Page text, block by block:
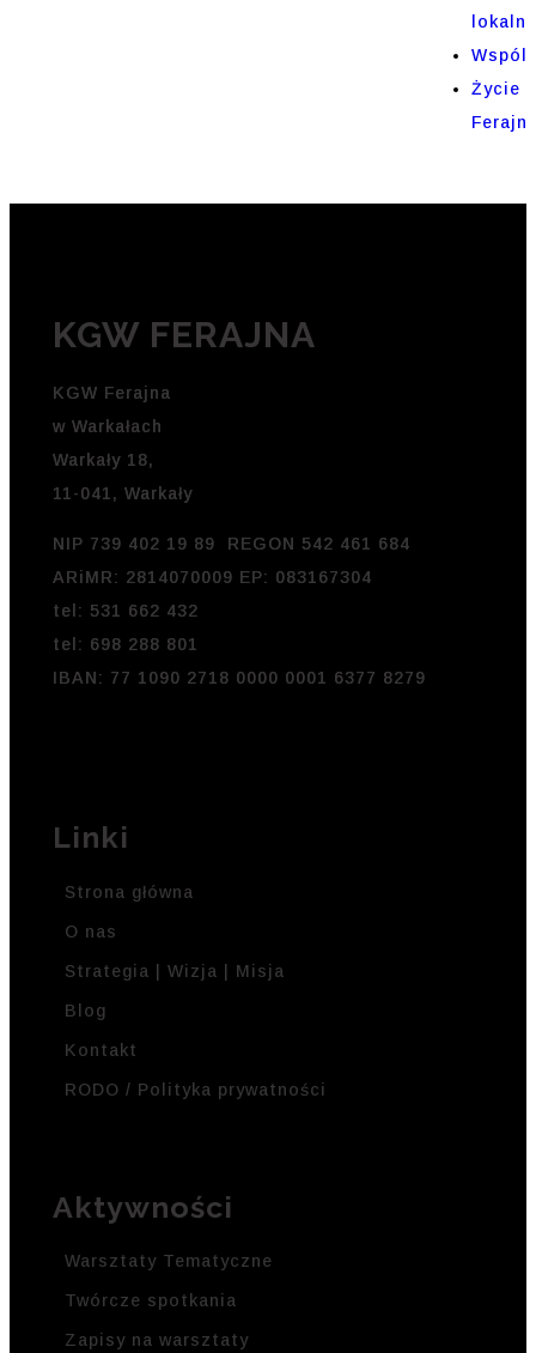
Życie
Ferajny
KGW FERAJNA
KGW Ferajna
w Warkałach
Warkały 18,
11-041, Warkały
NIP 739 402 19 89 REGON 542 461 684
ARiMR: 2814070009 EP: 083167304
tel: 531 662 432
tel: 698 288 801
IBAN: 77 1090 2718 0000 0001 6377 8279
Linki
Strona główna
O nas
Strategia | Wizja | Misja
Blog
Kontakt
RODO / Polityka prywatności
Aktywności
Warsztaty Tematyczne
Twórcze spotkania
Zapisy na warsztaty